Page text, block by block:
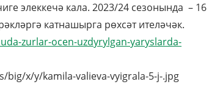
элеккечә кала. 2023/24 сезонында – 16
катнашырга рөхсәт ителәчәк.
zurlar-ocen-uzdyrylgan-yaryslarda-
x/y/kamila-valieva-vyigrala-5-j-.jpg